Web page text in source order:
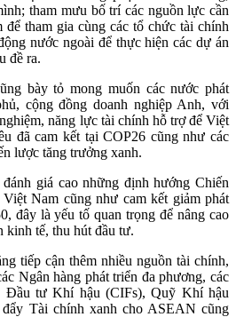
tham mưu bố trí các nguồn lực cần
tham gia cùng các tổ chức tài chính
nước ngoài để thực hiện các dự án
đề ra.
bày tỏ mong muốn các nước phát
cộng đồng doanh nghiệp Anh, với
năng lực tài chính hỗ trợ để Việt
đã cam kết tại COP26 cũng như các
lược tăng trưởng xanh.
giá cao những định hướng Chiến
Nam cũng như cam kết giảm phát
đây là yếu tố quan trọng để nâng cao
kinh tế, thu hút đầu tư.
tiếp cận thêm nhiều nguồn tài chính,
Ngân hàng phát triển đa phương, các
Đầu tư Khí hậu (CIFs), Quỹ Khí hậu
Tài chính xanh cho ASEAN cũng